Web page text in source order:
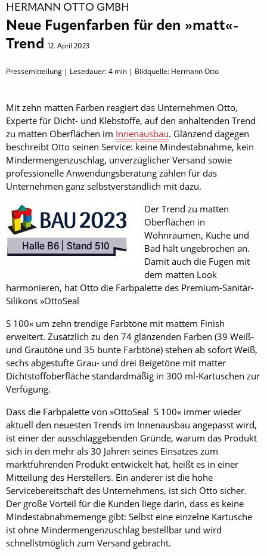
HERMANN OTTO GMBH
Neue Fugenfarben für den »matt«-
Trend 12. April 2023
Pressemitteilung | Lesedauer:4 min | Bildquelle: Hermann Otto
Mit zehn matten Farben reagiert das Unternehmen Otto,
Experte für Dicht- und Klebstoffe, auf den anhaltenden Trend
zu matten Oberflächen im Innenausbau. Glänzend dagegen
beschreibt Otto seinen Service: keine Mindestabnahme, kein
Mindermengenzuschlag, unverzüglicher Versand sowie
professionelle Anwendungsberatung zählen für das
Unternehmen ganz selbstverständlich mit dazu.
Der Trend zu matten
Oberflächen in
Wohnräumen, Küche und
Bad hält ungebrochen an.
Damit auch die Fugen mit
dem matten Look
harmonieren, hat Otto die Farbpalette des Premium-Sanitär-
Silikons »OttoSeal
S 100« um zehn trendige Farbtöne mit mattem Finish
erweitert. Zusätzlich zu den 74 glänzenden Farben (39 Weiß-
und Grautöne und 35 bunte Farbtöne) stehen ab sofort Weiß,
sechs abgestufte Grau- und drei Beigetöne mit matter
Dichtstoffoberfläche standardmäßig in 300 ml-Kartuschen zur
Verfügung.
Dass die Farbpalette von »OttoSeal S 100« immer wieder
aktuell den neuesten Trends im Innenausbau angepasst wird,
ist einer der ausschlaggebenden Gründe, warum das Produkt
sich in den mehr als 30 Jahren seines Einsatzes zum
marktführenden Produkt entwickelt hat, heißt es in einer
Mitteilung des Herstellers. Ein anderer ist die hohe
Servicebereitschaft des Unternehmens, ist sich Otto sicher.
Der große Vorteil für die Kunden liege darin, dass es keine
Mindestabnahmemenge gibt: Selbst eine einzelne Kartusche
ist ohne Mindermengenzuschlag bestellbar und wird
schnellstmöglich zum Versand gebracht.